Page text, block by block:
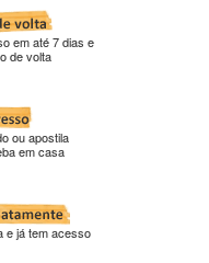
em até 7 dias e
de volta
ou apostila
em casa
e já tem acesso